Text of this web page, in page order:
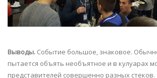
Выводы. Событие большое, знаковое.
пытается объять необъятное и в кулуарах
представителей совершенно разных